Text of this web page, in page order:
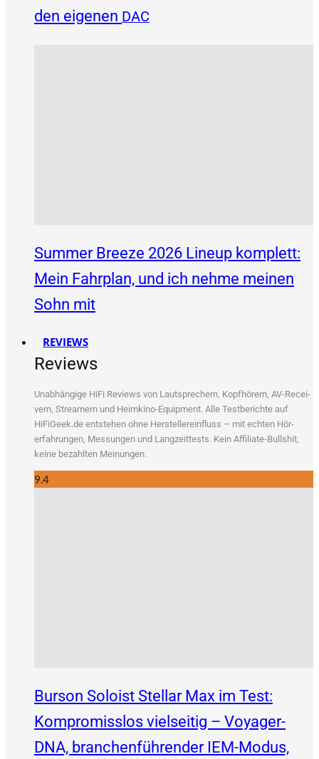
den eigenen DAC
Summer Breeze 2026 Lineup komplett:
Mein Fahrplan, und ich nehme meinen
Sohn mit
REVIEWS
Reviews
Unab­hän­gi­ge HiFi Reviews von Laut­spre­chern, Kopf­hö­rern, AV-Recei­
vern, Strea­mern und Heim­ki­no-Equip­ment. Alle Test­be­rich­te auf
HiFiGeek.de ent­ste­hen ohne Her­stel­ler­ein­fluss – mit ech­ten Hör­
erfah­run­gen, Mes­sun­gen und Lang­zeit­tests. Kein Affi­lia­te-Bull­shit,
kei­ne bezahl­ten Meinungen.
9.4
Burson Soloist Stellar Max im Test:
Kompromisslos vielseitig – Voyager-
DNA, branchenführender IEM-Modus,